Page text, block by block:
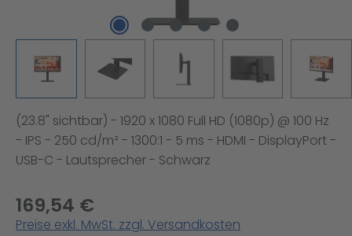
(23.8" sichtbar) - 1920 x 1080 Full HD (1080p) @ 100 Hz
- IPS - 250 cd/m² - 1300:1 - 5 ms - HDMI - DisplayPort -
USB-C - Lautsprecher - Schwarz
169,54 €
Preise exkl. MwSt. zzgl. Versandkosten